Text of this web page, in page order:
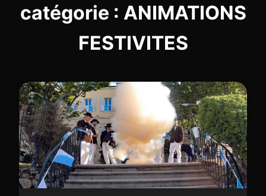
catégorie : ANIMATIONS
FESTIVITES